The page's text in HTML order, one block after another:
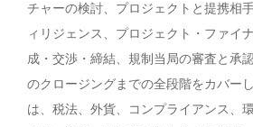
チャーの検討、プロジェクトと提携相
ィリジェンス、プロジェクト・ファイ
成・交渉・締結、規制当局の審査と承
のクロージングまでの全段階をカバー
は、税法、外貨、コンプライアンス、